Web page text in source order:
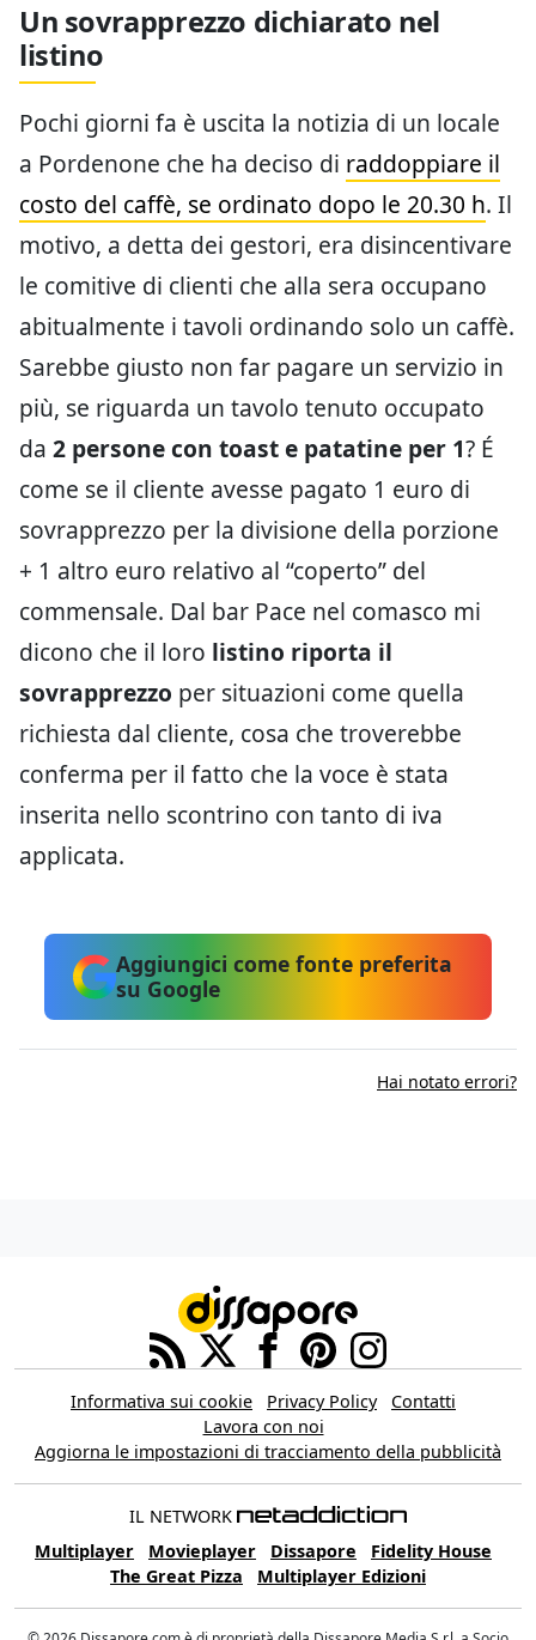
Un sovrapprezzo dichiarato nel
listino
Pochi giorni fa è uscita la notizia di un locale
a Pordenone che ha deciso di raddoppiare il
costo del caffè, se ordinato dopo le 20.30 h. Il
motivo, a detta dei gestori, era disincentivare
le comitive di clienti che alla sera occupano
abitualmente i tavoli ordinando solo un caffè.
Sarebbe giusto non far pagare un servizio in
più, se riguarda un tavolo tenuto occupato
da 2 persone con toast e patatine per 1? É
come se il cliente avesse pagato 1 euro di
sovrapprezzo per la divisione della porzione
+ 1 altro euro relativo al “coperto” del
commensale. Dal bar Pace nel comasco mi
dicono che il loro listino riporta il
sovrapprezzo per situazioni come quella
richiesta dal cliente, cosa che troverebbe
conferma per il fatto che la voce è stata
inserita nello scontrino con tanto di iva
applicata.
Aggiungici come fonte preferita
su Google
Hai notato errori?
Informativa sui cookie Privacy Policy
Contatti
Lavora con noi
Aggiorna le impostazioni di tracciamento della pubblicità
IL NETWORK
Multiplayer
Movieplayer Dissapore
Fidelity House
The Great Pizza
Multiplayer Edizioni